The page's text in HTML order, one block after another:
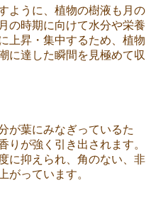
ように、植物の樹液も月の
の時期に向けて水分や栄養
上昇・集中するため、植物
に達した瞬間を見極めて収
が葉にみなぎっているた
りが強く引き出されます。
に抑えられ、角のない、非
がっています。